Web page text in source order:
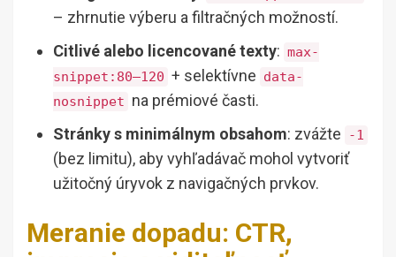
– zhrnutie výberu a filtračných možností.
Citlivé alebo licencované texty: max-
snippet:80–120 + selektívne data-
nosnippet na prémiové časti.
Stránky s minimálnym obsahom: zvážte -1
(bez limitu), aby vyhľadávač mohol vytvoriť
užitočný úryvok z navigačných prvkov.
Meranie dopadu: CTR,